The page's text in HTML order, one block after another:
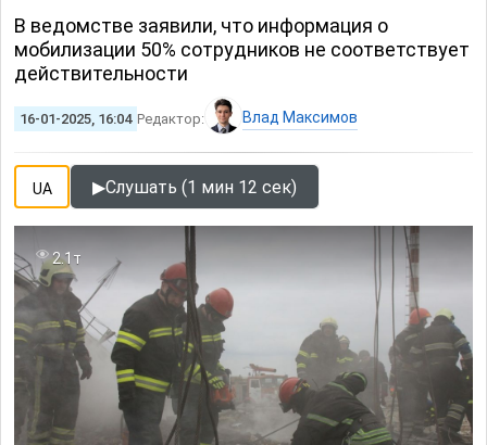
В ведомстве заявили, что информация о
мобилизации 50% сотрудников не соответствует
действительности
16-01-2025, 16:04 Редактор: Влад Максимов
UA ▶Слушать (1 мин 12 сек)
2.1т